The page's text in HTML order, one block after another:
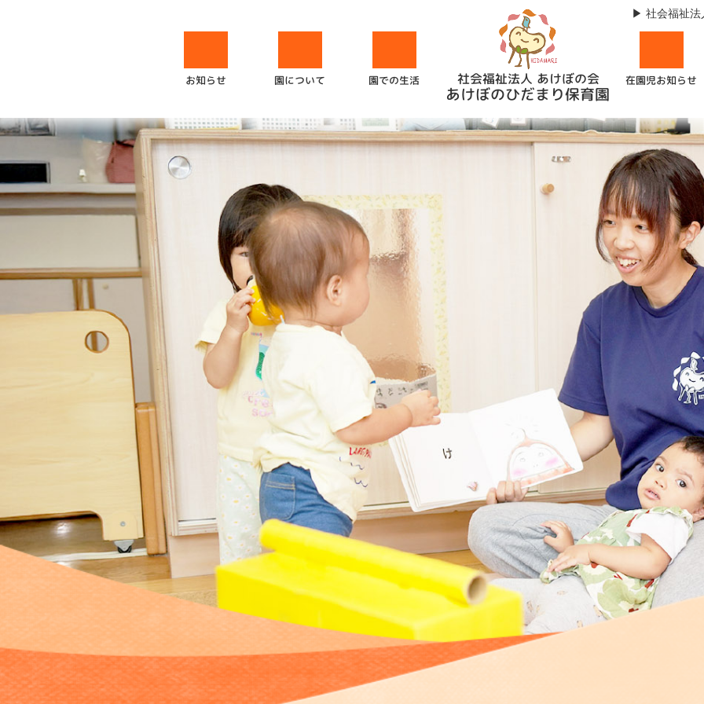
社会福祉法
お知らせ 園について 園での生活 社会福祉法人 あけぼの会
あけぼのひだまり保育園
在園児お知らせ